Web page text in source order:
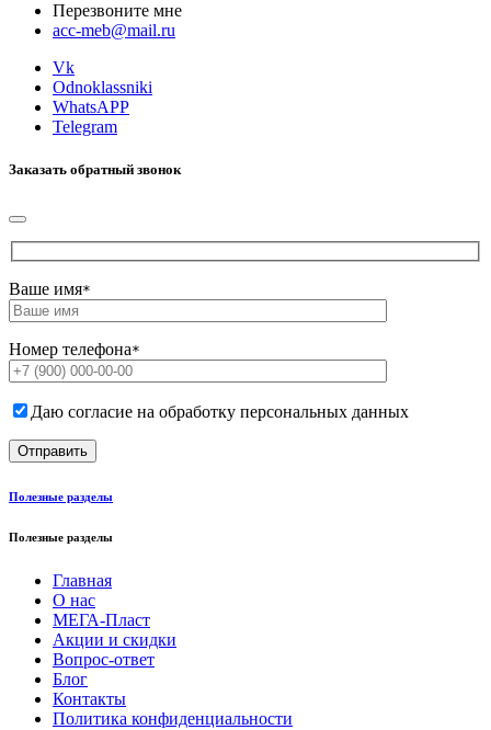
Перезвоните мне
acc-meb@mail.ru
Vk
Odnoklassniki
WhatsAPP
Telegram
Заказать обратный звонок
Ваше имя*
Номер телефона*
Даю согласие на обработку персональных данных
Полезные разделы
Полезные разделы
Главная
О нас
МЕГА-Пласт
Акции и скидки
Вопрос-ответ
Блог
Контакты
Политика конфиденциальности